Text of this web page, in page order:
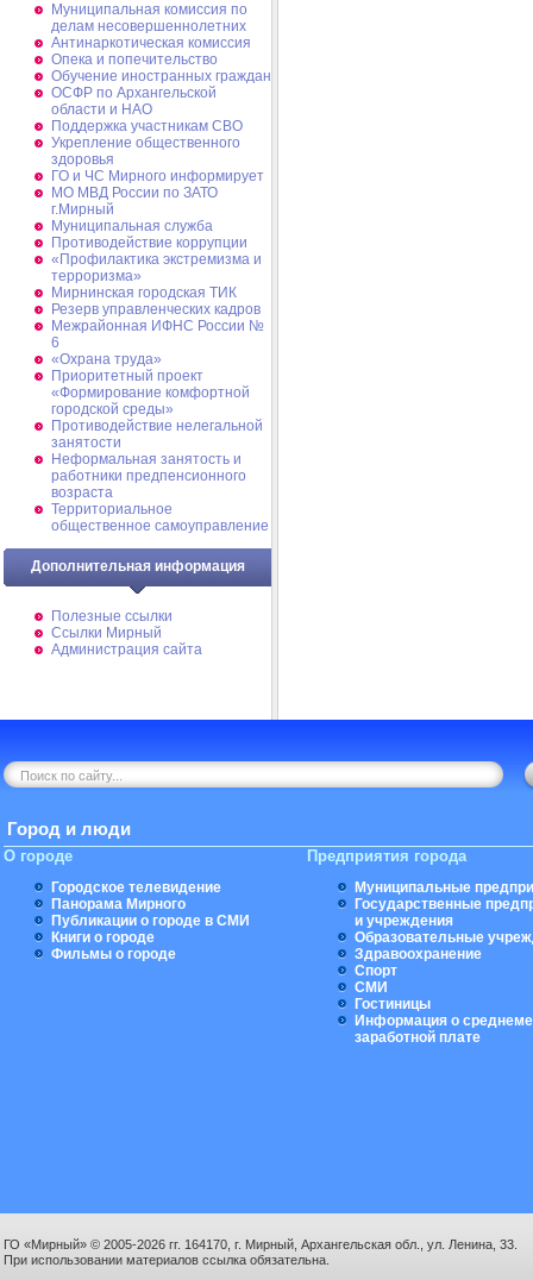
Муниципальная комиссия по
делам несовершеннолетних
Антинаркотическая комиссия
Опека и попечительство
Обучение иностранных граждан
ОСФР по Архангельской
области и НАО
Поддержка участникам СВО
Укрепление общественного
здоровья
ГО и ЧС Мирного информирует
МО МВД России по ЗАТО
г.Мирный
Муниципальная cлужба
Противодействие коррупции
«Профилактика экстремизма и
терроризма»
Мирнинская городская ТИК
Резерв управленческих кадров
Межрайонная ИФНС России №
6
«Охрана труда»
Приоритетный проект
«Формирование комфортной
городской среды»
Противодействие нелегальной
занятости
Неформальная занятость и
работники предпенсионного
возраста
Территориальное
общественное самоуправление
Дополнительная информация
Полезные ссылки
Ссылки Мирный
Администрация сайта
Город и люди
О городе
Городское телевидение
Панорама Мирного
Публикации о городе в СМИ
Книги о городе
Фильмы о городе
Предприятия города
Муниципальные
Государственные
и учреждения
Образовательные
Здравоохранение
Спорт
СМИ
Гостиницы
Информация о
заработной плате
ГО «Мирный» © 2005-2026 гг. 164170, г. Мирный, Архангельская обл., ул. Ленина, 33.
При использовании материалов ссылка обязательна.